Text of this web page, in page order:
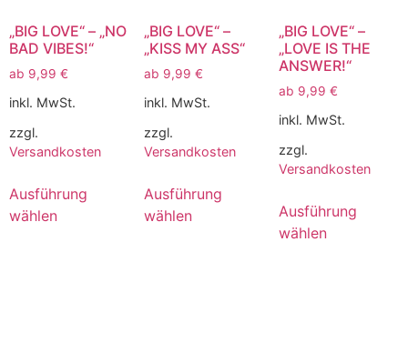
„BIG LOVE“ – „NO
BAD VIBES!“
ab 9,99 €
inkl. MwSt.
zzgl.
Versandkosten
Ausführung
wählen
„BIG LOVE“ –
„KISS MY ASS“
ab 9,99 €
inkl. MwSt.
zzgl.
Versandkosten
Ausführung
wählen
„BIG LOVE“ –
„LOVE IS THE
ANSWER!“
ab 9,99 €
inkl. MwSt.
zzgl.
Versandkosten
Ausführung
wählen